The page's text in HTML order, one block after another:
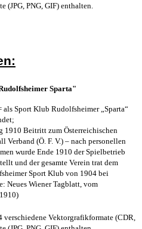
(JPG, PNG, GIF) enthalten.
Sparta"
als Sport Klub Rudolfsheimer „Sparta“
1910 Beitritt zum Österreichischen
Verband (Ö. F. V.) – nach personellen
wurde Ende 1910 der Spielbetrieb
und der gesamte Verein trat dem
Sport Klub von 1904 bei
Neues Wiener Tagblatt, vom
Vektorgrafikformate (CDR,